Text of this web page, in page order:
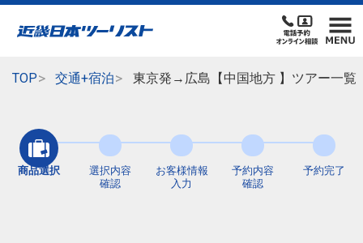
TOP 交通+宿泊 東京発→広島【中国地方 】ツアー一覧
商品選択
選択内容
確認
お客様情報
入力
予約内容
確認
予約完了